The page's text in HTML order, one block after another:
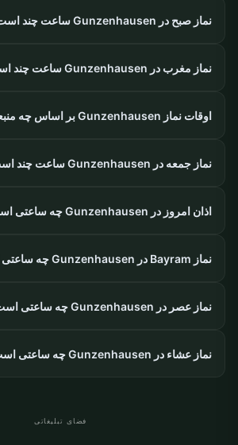
نماز صبح در Gunzenhausen ساعت چند است؟
نماز مغرب در Gunzenhausen ساعت چند است؟
اوقات نماز Gunzenhausen بر اساس چه منبعی است؟
نماز جمعه در Gunzenhausen ساعت چند است؟
اذان امروز در Gunzenhausen چه ساعتی است؟
نماز Bayram در Gunzenhausen چه ساعتی است؟
نماز عصر در Gunzenhausen چه ساعتی است؟
نماز عشاء در Gunzenhausen چه ساعتی است؟
فضای تبلیغاتی